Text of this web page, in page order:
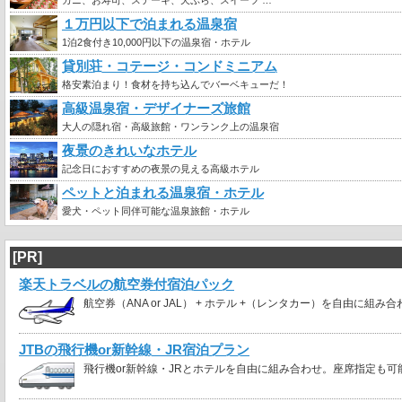
１万円以下で泊まれる温泉宿
1泊2食付き10,000円以下の温泉宿・ホテル
貸別荘・コテージ・コンドミニアム
格安素泊まり！食材を持ち込んでバーベキューだ！
高級温泉宿・デザイナーズ旅館
大人の隠れ宿・高級旅館・ワンランク上の温泉宿
夜景のきれいなホテル
記念日におすすめの夜景の見える高級ホテル
ペットと泊まれる温泉宿・ホテル
愛犬・ペット同伴可能な温泉旅館・ホテル
[PR]
楽天トラベルの航空券付宿泊パック
航空券（ANA or JAL） + ホテル +（レンタカー）を自由に組み合
JTBの飛行機or新幹線・JR宿泊プラン
飛行機or新幹線・JRとホテルを自由に組み合わせ。座席指定も可